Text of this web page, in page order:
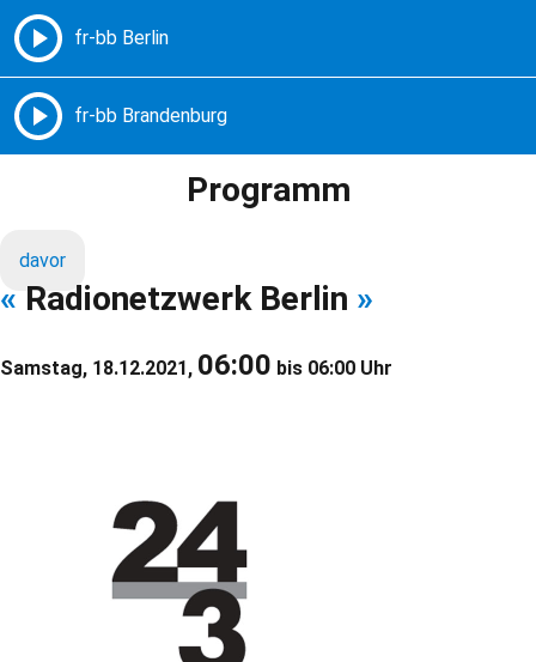
Freie Radios – Berlin Brandenburg
Programm
davor
« Radionetzwerk Berlin »
Samstag, 18.12.2021, 06:00 bis 06:00 Uhr